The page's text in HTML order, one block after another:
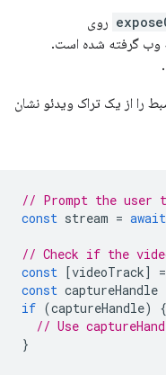
روی
وب گرفته شده است.
را از یک تراک ویدئو نشان
// Prompt the user
const stream = await
// Check if the
const [videoTrack] =
const captureHandle
if (captureHandle)
{
// Use
}